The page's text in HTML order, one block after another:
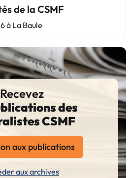
de la CSMF
à La Baule
Recevez
des
CSMF
aux publications
aux archives